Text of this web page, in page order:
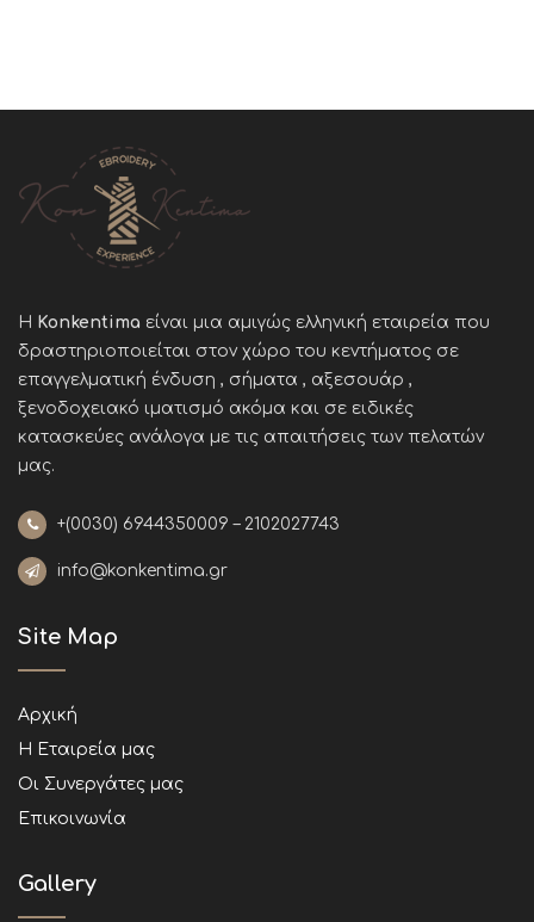
Η Konkentima είναι μια αμιγώς ελληνική εταιρεία που
δραστηριοποιείται στον χώρο του κεντήματος σε
επαγγελματική ένδυση , σήματα , αξεσουάρ ,
ξενοδοχειακό ιματισμό ακόμα και σε ειδικές
κατασκεύες ανάλογα με τις απαιτήσεις των πελατών
μας.
+(0030) 6944350009 – 2102027743
info@konkentima.gr
Site Map
Αρχική
Η Εταιρεία μας
Οι Συνεργάτες μας
Επικοινωνία
Gallery